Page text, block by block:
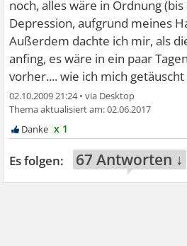
noch, alles wäre in Ordnung
Depression, aufgrund meines
Außerdem dachte ich mir, als
anfing, es wäre in ein paar
vorher.... wie ich mich getäuscht
02.10.2009 21:24•
02.06.2017
x 1
67 Antworten ↓